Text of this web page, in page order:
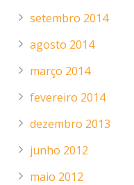
setembro 2014
agosto 2014
março 2014
fevereiro 2014
dezembro 2013
junho 2012
maio 2012